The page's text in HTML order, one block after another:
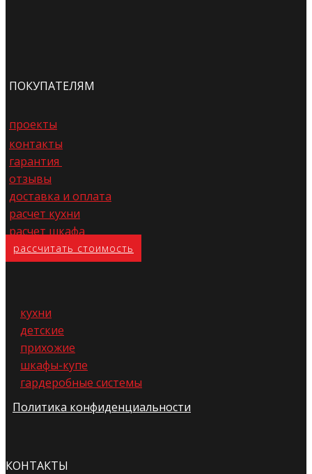
ПОКУПАТЕЛЯМ
проекты
контакты
гарантия
отзывы
доставка и оплата
расчет кухни
расчет шкафа
расс​читать стоимость
кухни
детские
прихожие
шкафы-купе
гардеробные системы
Политика конфиденциальности
КОНТАКТЫ